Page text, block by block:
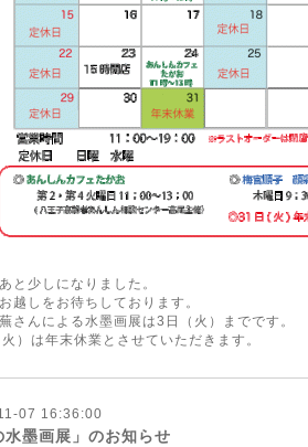
と少しになりました。
越しをお待ちしております。
さんによる水墨画展は3日（火）までです。
）は年末休業とさせていただきます。
07 16:36:00
水墨画展」のお知らせ